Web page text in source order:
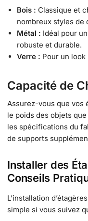
Bois : Classique et
nombreux styles de
Métal : Idéal pour
robuste et durable.
Verre : Pour un
Capacité de
Assurez-vous que vos
le poids des objets
les spécifications du
de supports
Installer des
Conseils
L’installation
simple si vous suivez